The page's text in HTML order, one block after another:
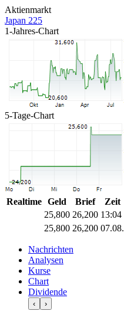
Aktienmarkt
Japan 225
1-Jahres-Chart
5-Tage-Chart
Realtime Geld Brief
Zeit
25,800 26,200 13:04
25,800 26,200 07.08.
Nachrichten
Analysen
Kurse
Chart
Dividende
‹ ›